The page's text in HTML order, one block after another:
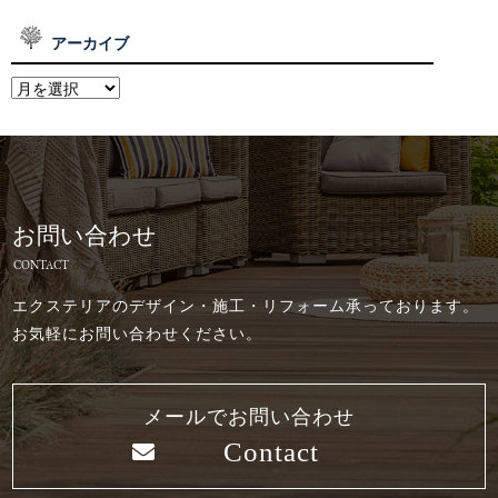
アーカイブ
お問い合わせ
CONTACT
エクステリアのデザイン・施工・リフォーム承っております。
お気軽にお問い合わせください。
メールでお問い合わせ
Contact